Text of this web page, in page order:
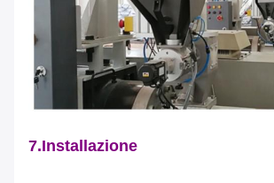
7.Installazione